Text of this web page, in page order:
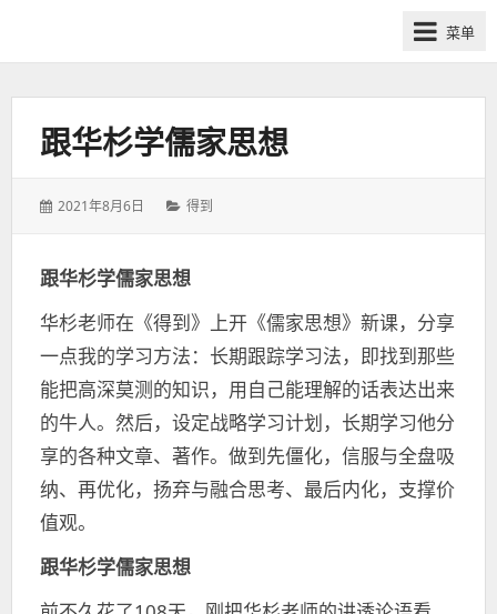
筹
群-
菜单
跟华杉学儒家思想
发
2021年8月6日
分
得到
跟华杉学儒家思想
华杉老师在《得到》上开《儒家思想》新课，分享
一点我的学习方法：长期跟踪学习法，即找到那些
能把高深莫测的知识，用自己能理解的话表达出来
的牛人。然后，设定战略学习计划，长期学习他分
享的各种文章、著作。做到先僵化，信服与全盘吸
纳、再优化，扬弃与融合思考、最后内化，支撑价
值观。
跟华杉学儒家思想